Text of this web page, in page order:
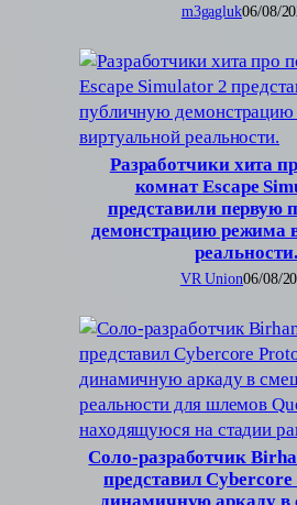
m3gagluk06/08/
Разработчики хита
комнат Escape
представили первую
демонстрацию режима
реальности.
VR Union06/08/
Соло-разработчик
представил